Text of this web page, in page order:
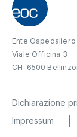
Ente Ospedaliero
Viale Officina 3
CH-6500
Dichiarazione
Impressum